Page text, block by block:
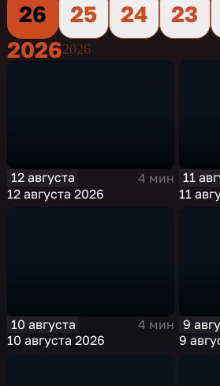
26
25 24 23
20262026
12 августа
4 мин
12 августа 2026
11
11
10 августа
4 мин
10 августа 2026
9
9